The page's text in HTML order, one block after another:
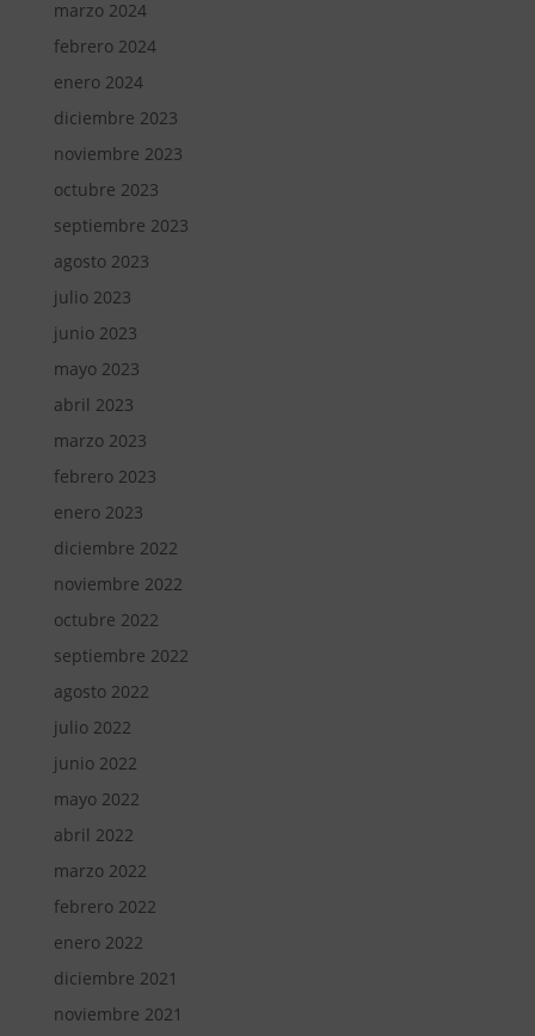
marzo 2024
febrero 2024
enero 2024
diciembre 2023
noviembre 2023
octubre 2023
septiembre 2023
agosto 2023
julio 2023
junio 2023
mayo 2023
abril 2023
marzo 2023
febrero 2023
enero 2023
diciembre 2022
noviembre 2022
octubre 2022
septiembre 2022
agosto 2022
julio 2022
junio 2022
mayo 2022
abril 2022
marzo 2022
febrero 2022
enero 2022
diciembre 2021
noviembre 2021